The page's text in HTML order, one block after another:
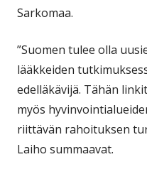
Sarkomaa.
”Suomen tulee olla
lääkkeiden
edelläkävijä. Tähän
myös
riittävän rahoituksen
Laiho summaavat.